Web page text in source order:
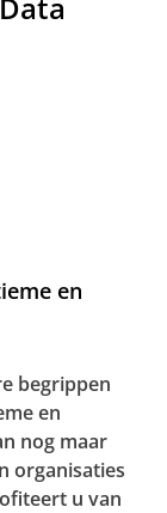
en
begrippen
en
nog maar
organisaties
u van